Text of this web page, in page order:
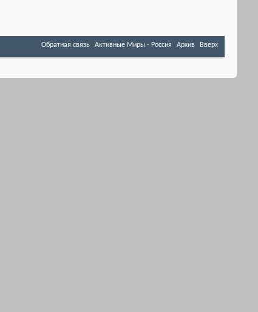
Обратная связь Активные Миры - Россия Архив Вверх